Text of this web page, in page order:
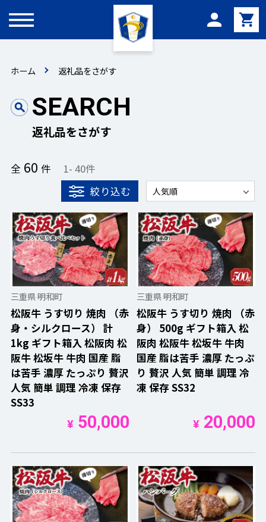
メニュー
ホーム 返礼品をさがす
SEARCH
返礼品をさがす
全 60 件 1- 40件
絞り込む
三重県 明和町
松阪牛 うす切り 焼肉 （赤
身・シルクロース） 計
1kg ギフト箱入 松阪肉 松
阪牛 松坂牛 牛肉 国産 脂
は苦手 濃厚 たっぷり 贅沢
人気 簡単 調理 冷凍 保存
SS33
¥50,000
三重県 明和町
松阪牛 うす切り 焼肉 （赤
身） 500g ギフト箱入 松
阪肉 松阪牛 松坂牛 牛肉
国産 脂は苦手 濃厚 たっぷ
り 贅沢 人気 簡単 調理 冷
凍 保存 SS32
¥20,000